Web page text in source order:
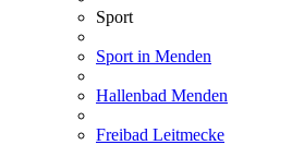
Sport
Sport in Menden
Hallenbad Menden
Freibad Leitmecke